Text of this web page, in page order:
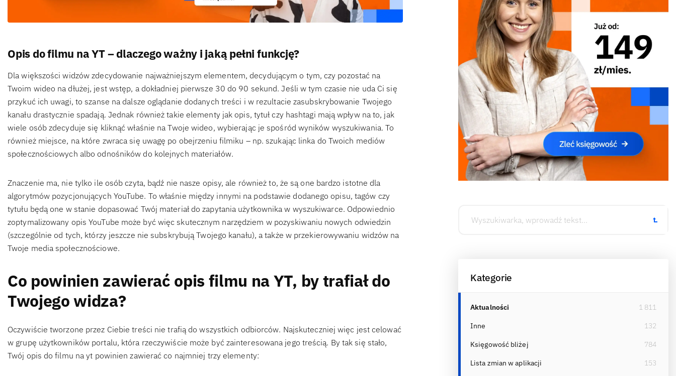
Opis do filmu na YT – dlaczego ważny i jaką pełni funkcję?
Dla większości widzów zdecydowanie najważniejszym elementem, decydującym o tym, czy pozostać na
Twoim wideo na dłużej, jest wstęp, a dokładniej pierwsze 30 do 90 sekund. Jeśli w tym czasie nie uda Ci się
przykuć ich uwagi, to szanse na dalsze oglądanie dodanych treści i w rezultacie zasubskrybowanie Twojego
kanału drastycznie spadają. Jednak również takie elementy jak opis, tytuł czy hashtagi mają wpływ na to, jak
wiele osób zdecyduje się kliknąć właśnie na Twoje wideo, wybierając je spośród wyników wyszukiwania. To
również miejsce, na które zwraca się uwagę po obejrzeniu filmiku – np. szukając linka do Twoich mediów
społecznościowych albo odnośników do kolejnych materiałów.
Znaczenie ma, nie tylko ile osób czyta, bądź nie nasze opisy, ale również to, że są one bardzo istotne dla
algorytmów pozycjonujących YouTube. To właśnie między innymi na podstawie dodanego opisu, tagów czy
tytułu będą one w stanie dopasować Twój materiał do zapytania użytkownika w wyszukiwarce. Odpowiednio
zoptymalizowany opis YouTube może być więc skutecznym narzędziem w pozyskiwaniu nowych odwiedzin
(szczególnie od tych, którzy jeszcze nie subskrybują Twojego kanału), a także w przekierowywaniu widzów na
Twoje media społecznościowe.
Co powinien zawierać opis filmu na YT, by trafiał do
Twojego widza?
Oczywiście tworzone przez Ciebie treści nie trafią do wszystkich odbiorców. Najskuteczniej więc jest celować
w grupę użytkowników portalu, która rzeczywiście może być zainteresowana jego treścią. By tak się stało,
Twój opis do filmu na yt powinien zawierać co najmniej trzy elementy:
Kategorie
Aktualności 1 811
Inne 132
Księgowość bliżej 784
Lista zmian w aplikacji 153